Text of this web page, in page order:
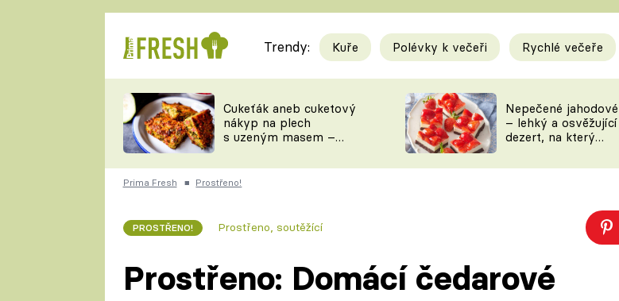
RYCHLOVKY
Videorecepty
TEĎ VAŘÍ ŠÉF!
ČESKO NA TALÍŘI
KUCHAŘKA
Tipy a triky
KAM ZA JÍDLEM
VYCHYTÁVKY
Trendy: Kuře Polévky k večeři Rychlé večeře
Cukeťák aneb cuketový
nákyp na plech
s uzeným masem –
zpracovat přerostlé
cukety
Nepečené
– lehký a osvěžující
dezert, na který
Prima Fresh ■ Prostřeno!
PROSTŘENO! Prostřeno, soutěžící
Prostřeno: Domácí čedarové